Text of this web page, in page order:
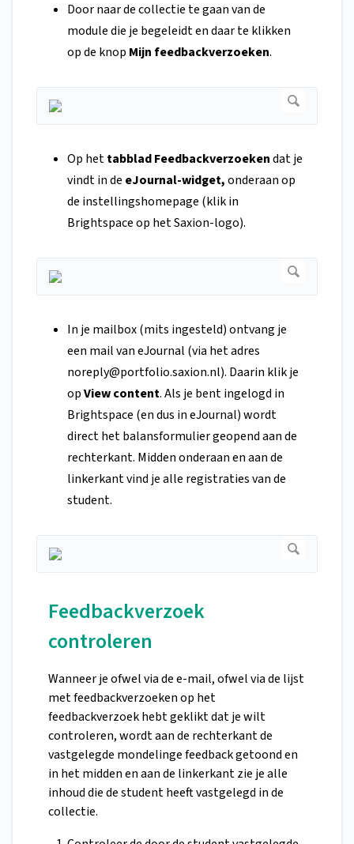
Door naar de collectie te gaan van de
module die je begeleidt en daar te klikken
op de knop Mijn feedbackverzoeken.
Op hettabblad Feedbackverzoekendat je
vindt in de eJournal-widget,onderaan op
de instellingshomepage (klik in
Brightspace op het Saxion-logo).
In je mailbox (mits ingesteld) ontvang je
een mail van eJournal (via het adres
noreply@portfolio.saxion.nl). Daarin klik je
opView content. Als je bent ingelogd in
Brightspace (en dus in eJournal) wordt
direct het balansformulier geopend aan de
rechterkant. Midden onderaan en aan de
linkerkant vind je alle registraties van de
student.
Feedbackverzoek
controleren
Wanneer je ofwel via de e-mail, ofwel via de lijst
met feedbackverzoeken op het
feedbackverzoek hebt geklikt dat je wilt
controleren, wordt aan de rechterkant de
vastgelegde mondelinge feedback getoond en
in het midden en aan de linkerkant zie je alle
inhoud die de student heeft vastgelegd in de
collectie.